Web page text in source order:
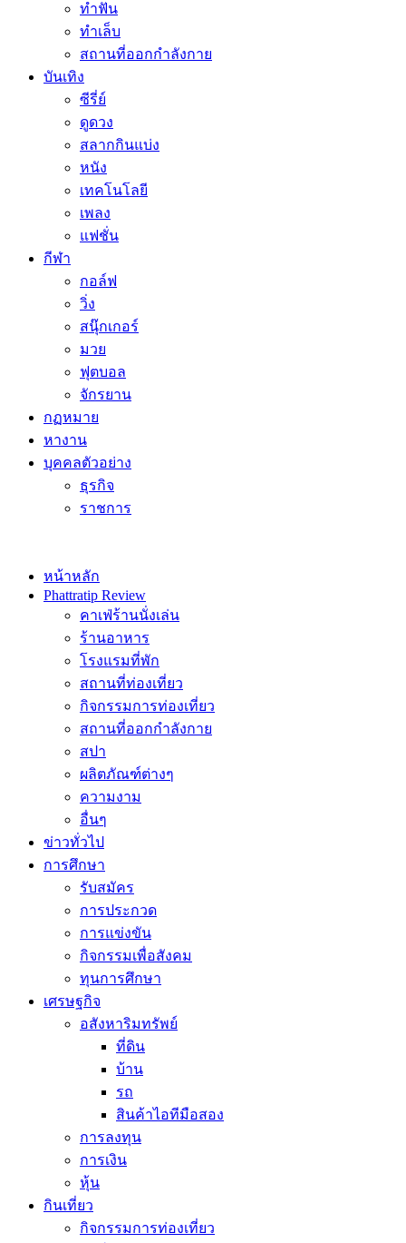
ทำฟัน
ทำเล็บ
สถานที่ออกกำลังกาย
บันเทิง
ซีรี่ย์
ดูดวง
สลากกินแบ่ง
หนัง
เทคโนโลยี
เพลง
แฟชั่น
กีฬา
กอล์ฟ
วิ่ง
สนุ๊กเกอร์
มวย
ฟุตบอล
จักรยาน
กฏหมาย
หางาน
บุคคลตัวอย่าง
ธุรกิจ
ราชการ
หน้าหลัก
Phattratip Review
คาเฟ่ร้านนั่งเล่น
ร้านอาหาร
โรงแรมที่พัก
สถานที่ท่องเที่ยว
กิจกรรมการท่องเที่ยว
สถานที่ออกกำลังกาย
สปา
ผลิตภัณฑ์ต่างๆ
ความงาม
อื่นๆ
ข่าวทั่วไป
การศึกษา
รับสมัคร
การประกวด
การแข่งขัน
กิจกรรมเพื่อสังคม
ทุนการศึกษา
เศรษฐกิจ
อสังหาริมทรัพย์
ที่ดิน
บ้าน
รถ
สินค้าไอทีมือสอง
การลงทุน
การเงิน
หุ้น
กินเที่ยว
กิจกรรมการท่องเที่ยว